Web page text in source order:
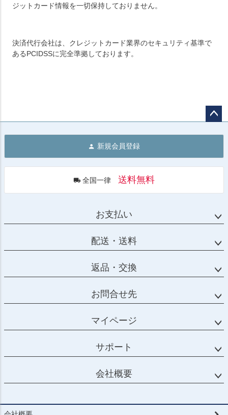
ジットカード情報を一切保持しておりません。
決済代行会社は、クレジットカード業界のセキュリティ基準で
あるPCIDSSに完全準拠しております。
へ
新規会員登録
全国一律 送料無料
お支払い
配送・送料
返品・交換
お問合せ先
マイページ
サポート
会社概要